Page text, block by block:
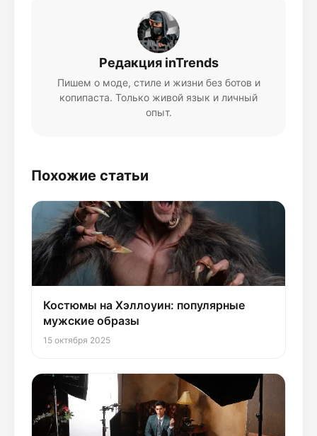
Редакция inTrends
Пишем о моде, стиле и жизни без ботов и
копипаста. Только живой язык и личный
опыт.
Похожие статьи
Костюмы на Хэллоуин: популярные
мужские образы
15 октября 2025